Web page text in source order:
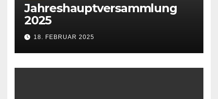
Jahreshauptversammlung
2025
18. FEBRUAR 2025